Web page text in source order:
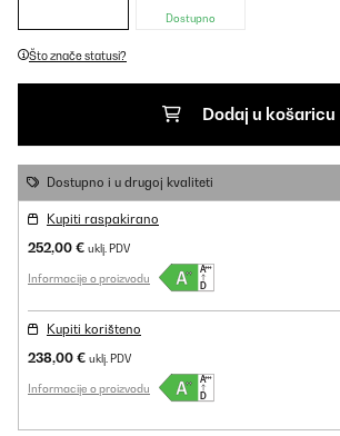
Dostupno
Što znače statusi?
Dodaj u košaricu
Dostupno i u drugoj kvaliteti
Kupiti raspakirano
252,00 € uklj. PDV
Informacije o proizvodu
Kupiti korišteno
238,00 € uklj. PDV
Informacije o proizvodu